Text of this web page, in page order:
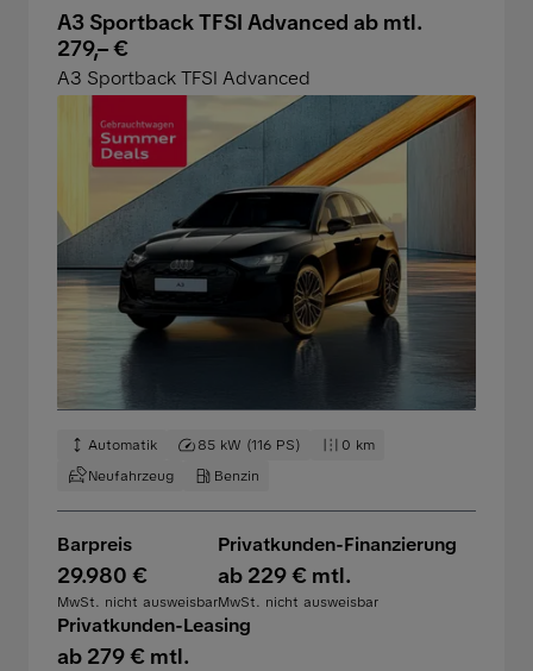
A3 Sportback TFSI Advanced ab mtl.
279,– €
A3 Sportback TFSI Advanced
Automatik 85 kW (116 PS)
0 km
Neufahrzeug
Benzin
Barpreis
29.980 €
MwSt. nicht ausweisbar
Privatkunden-Finanzierung
ab 229 € mtl.
MwSt. nicht ausweisbar
Privatkunden-Leasing
ab 279 € mtl.